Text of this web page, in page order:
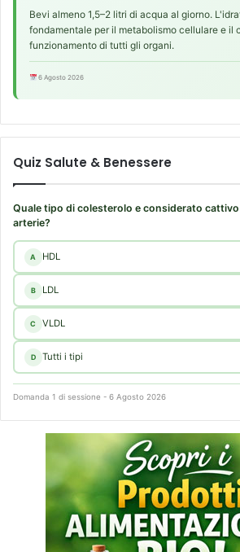
Bevi almeno 1,5–2 litri di acqua al giorno.
fondamentale per il metabolismo cellulare e il
funzionamento di tutti gli organi.
6 Agosto 2026
Quiz Salute & Benessere
Quale tipo di colesterolo e considerato
arterie?
A HDL
B LDL
C VLDL
D Tutti i tipi
Domanda 1 di sessione - 6 Agosto 2026